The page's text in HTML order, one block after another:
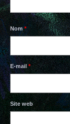
Nom*
E-mail*
Site web